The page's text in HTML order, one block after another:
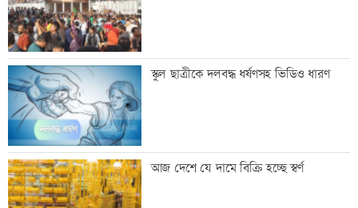
কালীগঞ্জের সেন্ট নিকোলাস চার্চ: ঐতিহ্য ও
সম্প্রীতির প্রতীক
‘শিশুদের সুস্থ বিকাশে নিয়মিত স্বাস্থ্য পরীক্ষা
গুরুত্বপূর্ণ’
স্কুল ছাত্রীকে দলবদ্ধ ধর্ষণসহ ভিডিও ধারণ
আজ দেশে যে দামে বিক্রি হচ্ছে স্বর্ণ